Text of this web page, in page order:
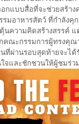
กแบบสื่อที่จะช่วยสร้า
มอาหารสัตว์ ที่กำลัง
นความคิดสร้างสรรค์
คณะกรรมการผู้ทรงคุณ
ที่ผ่านรอบสุดท้ายจะได้
จและชักชวนให้ผู้ชมร่ว